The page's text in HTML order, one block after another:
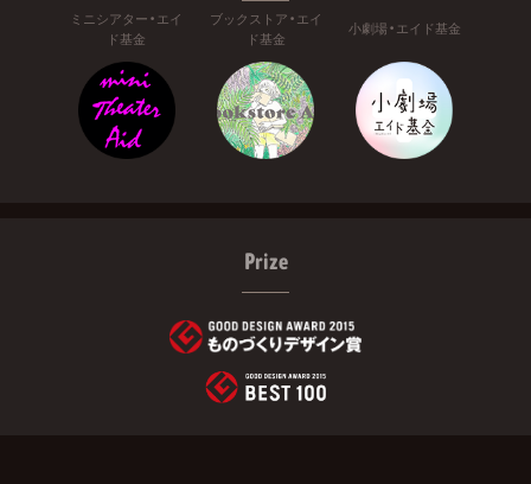
ミニシアター・エイ
ド基金
ブックストア・エイ
ド基金
小劇場・エイド基金
Prize